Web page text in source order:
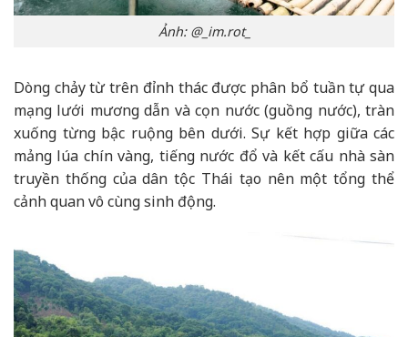
Ảnh: @_im.rot_
Dòng chảy từ trên đỉnh thác được phân bổ tuần tự qua
mạng lưới mương dẫn và cọn nước (guồng nước), tràn
xuống từng bậc ruộng bên dưới. Sự kết hợp giữa các
mảng lúa chín vàng, tiếng nước đổ và kết cấu nhà sàn
truyền thống của dân tộc Thái tạo nên một tổng thể
cảnh quan vô cùng sinh động.